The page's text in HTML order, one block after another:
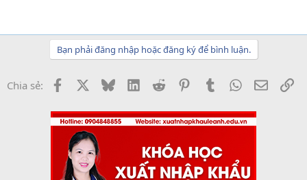
Bạn phải đăng nhập hoặc đăng ký để bình luận.
Chia sẻ: Facebook BlueskyLinkedInReddit PinterestTumblrWhatsApp
Email